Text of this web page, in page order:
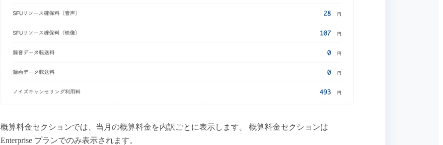
概算料金セクションでは、当月の概算料金を内訳ごとに表示します。 概算料金セクションは
Enterprise プランでのみ表示されます。